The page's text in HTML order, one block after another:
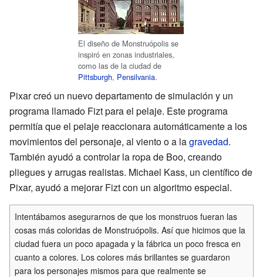
El diseño de Monstruópolis se
inspiró en zonas industriales,
como las de la ciudad de
Pittsburgh, Pensilvania.
Pixar creó un nuevo departamento de simulación y un
programa llamado Fizt para el pelaje. Este programa
permitía que el pelaje reaccionara automáticamente a los
movimientos del personaje, al viento o a lagravedad.
También ayudó a controlar la ropa de Boo, creando
pliegues y arrugas realistas. Michael Kass, un científico de
Pixar, ayudó a mejorar Fizt con un algoritmo especial.
Intentábamos asegurarnos de que los monstruos fueran las
cosas más coloridas de Monstruópolis. Así que hicimos que la
ciudad fuera un poco apagada y la fábrica un poco fresca en
cuanto a colores. Los colores más brillantes se guardaron
para los personajes mismos para que realmente se